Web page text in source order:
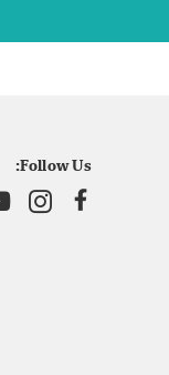
Follow Us: